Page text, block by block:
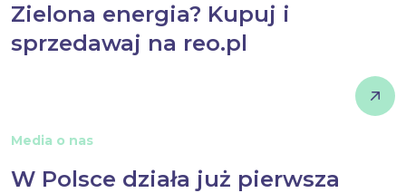
Zielona energia? Kupuj i
sprzedawaj na reo.pl
Media o nas
W Polsce działa już pierwsza